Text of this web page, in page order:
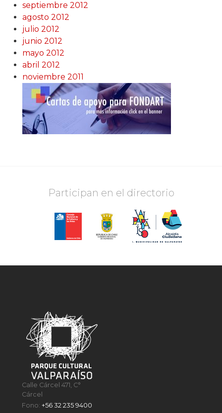
septiembre 2012
agosto 2012
julio 2012
junio 2012
mayo 2012
abril 2012
noviembre 2011
Participan en el directorio
Calle Cárcel 471, C°
Cárcel
Fono:+56 32 235 9400